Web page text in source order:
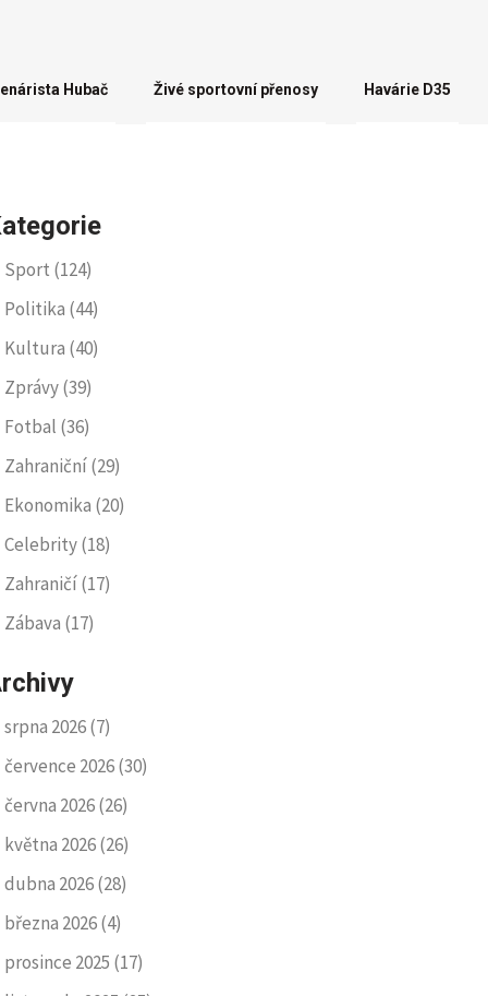
Hubač Živé sportovní přenosy Havárie D35
Sport (124)
Politika (44)
Kultura (40)
Zprávy(39)
Fotbal (36)
Zahraniční(29)
Ekonomika (20)
Celebrity(18)
Zahraničí(17)
Zábava (17)
srpna 2026(7)
července 2026(30)
června 2026(26)
května 2026(26)
dubna 2026(28)
března 2026(4)
prosince 2025 (17)